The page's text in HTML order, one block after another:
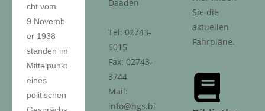
Daaden
Tel: 02743-
6015
Fax: 02743-
3744
Mail:
info@hgs.bi
cht vom
9.Novemb
er 1938
standen im
Mittelpunkt
eines
politischen
Sie die
aktuellen
Fahrpläne.